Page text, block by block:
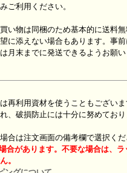
ご利用ください。
い物は同梱のため基本的に送料
に添えない場合もあります。事
月末までに発送できるようお願い
再利用資材を使うこともござい
、破損防止には十分に努めてお
合は注文画面の備考欄で選択くだ
合があります。不要な場合は、ラ
。